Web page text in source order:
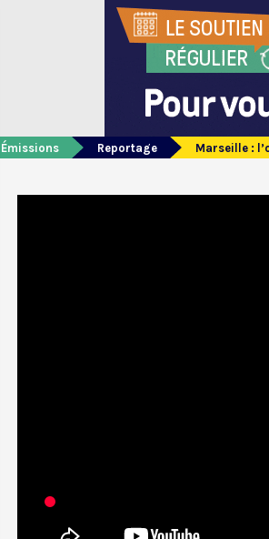
Émissions Reportage Marseille :